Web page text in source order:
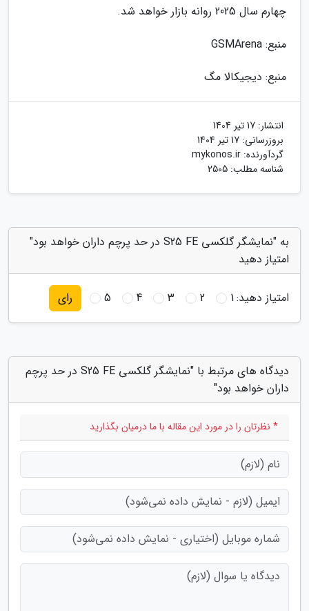
چهارم سال 2025 روانه بازار خواهد شد.
منبع: GSMArena
منبع: دیجیکالا مگ
انتشار: 17 تیر 1404
بروزرسانی: 17 تیر 1404
گردآورنده: mykonos.ir
شناسه مطلب: 2505
به "نمایشگر گلکسی S25 FE در حد پرچم داران خواهد بود"
امتیاز دهید
امتیاز دهید:1
2
3
4
5 رای
دیدگاه های مرتبط با "نمایشگر گلکسی S25 FE در حد پرچم
داران خواهد بود"
* نظرتان را در مورد این مقاله با ما درمیان بگذارید